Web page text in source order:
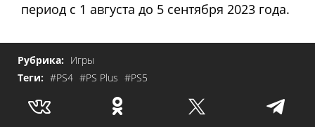
период с 1 августа до 5 сентября 2023 года.
Рубрика: Игры
Теги: #PS4 #PS Plus #PS5